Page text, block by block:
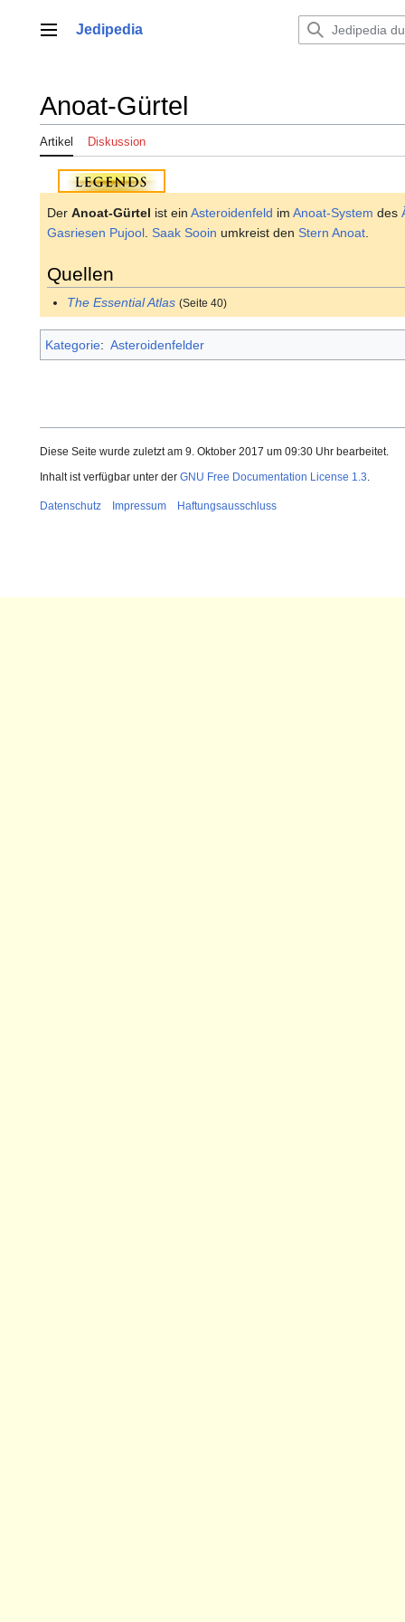
springenHauptmenü
Jedipedia
Anoat-Gürtel
Artikel Diskussion
Der Anoat-Gürtel ist ein Asteroidenfeld im Anoat-System des
Gasriesen Pujool Saak Sooin umkreist den Stern Anoat
Quellen
The Essential Atlas (Seite 40)
Kategorie: Asteroidenfelder
Diese Seite wurde zuletzt am 9. Oktober 2017 um 09:30 Uhr bearbeitet.
Inhalt ist verfügbar unter der GNU Free Documentation License 1.3.
Datenschutz Impressum Haftungsausschluss